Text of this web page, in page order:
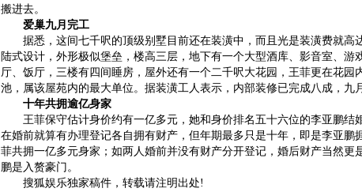
搬进去。
爱巢九月完工
据悉，这间七千呎的顶级别墅目前还在装潢中，而且光是装潢费就高
陆式设计，外形极似堡垒，楼高三层，地下有一个大型酒库、影音室、游
厅、饭厅，三楼有四间睡房，屋外还有一个二千呎大花园，王菲更在花园
池，属该屋苑内的最大单位。据装潢工人表示，内部装修已完成八成，九
十年共拥逾亿身家
王菲保守估计身价约有一亿多元，她和身价排名五十六位的李亚鹏结
在婚前就算有办理登记各自拥有财产，但年期最多只是十年，即是李亚鹏
菲共拥一亿多元身家；如两人婚前并没有财产分开登记，婚后财产当然更
鹏是入赘豪门。
搜狐娱乐独家稿件，转载请注明出处!